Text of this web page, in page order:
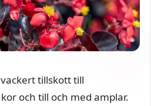
tillskott till
och till och med amplar.